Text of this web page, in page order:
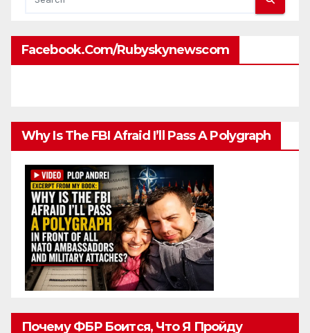
Facebook.com/rubyskynewscom
Why Is The FBI Afraid I’ll Pass A Polygraph
Почему ФБР Боится, Что Я Пройду